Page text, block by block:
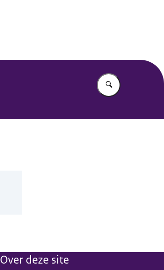
Vul in wat u
Over deze site